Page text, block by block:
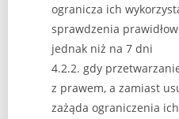
ogranicza ich
sprawdzenia
jednak niż na 7 dni
4.2.2. gdy
z prawem, a zamiast
zażąda ograniczenia